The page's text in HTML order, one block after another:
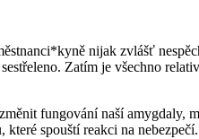
nijak zvlášť
Zatím je všechno
fungování naší amygdaly,
spouští reakci na